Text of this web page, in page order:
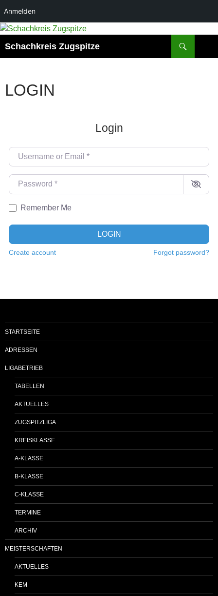
Anmelden
Zum
springen
Schachkreis Zugspitze
LOGIN
Login
Username or Email
Password
Remember Me
LOGIN
Create account Forgot password?
STARTSEITE
ADRESSEN
LIGABETRIEB
TABELLEN
AKTUELLES
ZUGSPITZLIGA
KREISKLASSE
A-KLASSE
B-KLASSE
C-KLASSE
TERMINE
ARCHIV
MEISTERSCHAFTEN
AKTUELLES
KEM